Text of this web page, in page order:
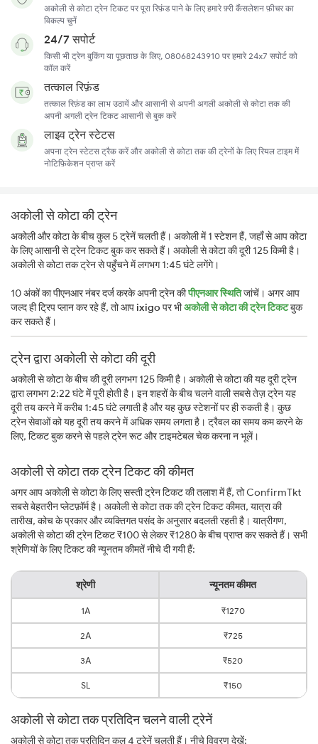
अकोली से कोटा ट्रेन टिकट पर पूरा रिफ़ंड पाने के लिए हमारे फ़्री कैंसलेशन फ़ीचर का
विकल्प चुनें
24/7 सपोर्ट
किसी भी ट्रेन बुकिंग या पूछताछ के लिए, 08068243910 पर हमारे 24x7 सपोर्ट को
कॉल करें
तत्काल रिफ़ंड
तत्काल रिफ़ंड का लाभ उठायें और आसानी से अपनी अगली अकोली से कोटा तक की
अपनी अगली ट्रेन टिकट आसानी से बुक करें
लाइव ट्रेन स्टेटस
अपना ट्रेन स्टेटस ट्रैक करें और अकोली से कोटा तक की ट्रेनों के लिए रियल टाइम में
नोटिफ़िकेशन प्राप्त करें
अकोली से कोटा की ट्रेन
अकोली और कोटा के बीच कुल 5 ट्रेनें चलती हैं। अकोली में 1 स्टेशन हैं, जहाँ से आप कोटा
के लिए आसानी से ट्रेन टिकट बुक कर सकते हैं। अकोली से कोटा की दूरी 125 किमी है।
अकोली से कोटा तक ट्रेन से पहुँचने में लगभग 1:45 घंटे लगेंगे।
10 अंकों का पीएनआर नंबर दर्ज करके अपनी ट्रेन कीपीएनआर स्थितिजांचें। अगर आप
जल्द ही ट्रिप प्लान कर रहे हैं, तो आपixigoपर भीअकोली से कोटा की ट्रेन टिकटबुक
कर सकते हैं।
ट्रेन द्वारा अकोली से कोटा की दूरी
अकोली से कोटा के बीच की दूरी लगभग 125 किमी है। अकोली से कोटा की यह दूरी ट्रेन
द्वारा लगभग 2:22 घंटे में पूरी होती है। इन शहरों के बीच चलने वाली सबसे तेज़ ट्रेन यह
दूरी तय करने में करीब 1:45 घंटे लगाती है और यह कुछ स्टेशनों पर ही रुकती है। कुछ
ट्रेन सेवाओं को यह दूरी तय करने में अधिक समय लगता है। ट्रैवल का समय कम करने के
लिए, टिकट बुक करने से पहले ट्रेन रूट और टाइमटेबल चेक करना न भूलें।
अकोली से कोटा तक ट्रेन टिकट की कीमत
अगर आप अकोली से कोटा के लिए सस्ती ट्रेन टिकट की तलाश में हैं, तो ConfirmTkt
सबसे बेहतरीन प्लेटफ़ॉर्म है। अकोली से कोटा तक की ट्रेन टिकट कीमत, यात्रा की
तारीख, कोच के प्रकार और व्यक्तिगत पसंद के अनुसार बदलती रहती है। यात्रीगण,
अकोली से कोटा की ट्रेन टिकट ₹100 से लेकर ₹1280 के बीच प्राप्त कर सकते हैं। सभी
श्रेणियों के लिए टिकट की न्यूनतम कीमतें नीचे दी गयी हैं:
श्रेणी न्यूनतम कीमत
1A ₹1270
2A ₹725
3A ₹520
SL ₹150
अकोली से कोटा तक प्रतिदिन चलने वाली ट्रेनें
अकोली से कोटा तक प्रतिदिन कुल 4 ट्रेनें चलती हैं। नीचे विवरण देखें: